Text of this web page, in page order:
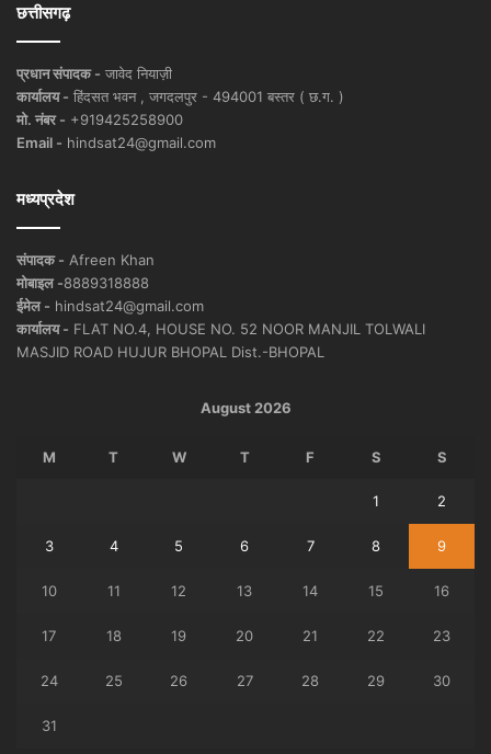
छत्तीसगढ़
प्रधान संपादक - जावेद नियाज़ी
कार्यालय - हिंदसत भवन , जगदलपुर - 494001 बस्तर ( छ.ग. )
मो. नंबर - +919425258900
Email - hindsat24@gmail.com
मध्यप्रदेश
संपादक - Afreen Khan
मोबाइल -8889318888
ईमेल - hindsat24@gmail.com
कार्यालय - FLAT NO.4, HOUSE NO. 52 NOOR MANJIL TOLWALI
MASJID ROAD HUJUR BHOPAL Dist.-BHOPAL
August 2026
M T W T F S S
1 2
3 4 5 6 7 8 9
10 11 12 13 14 15 16
17 18 19 20 21 22 23
24 25 26 27 28 29 30
31